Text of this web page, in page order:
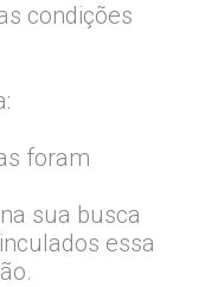
condições
foram
sua busca
essa